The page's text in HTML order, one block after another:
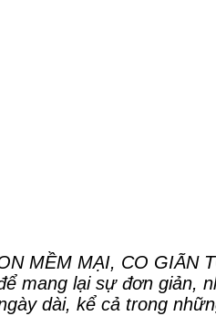
MỀM MẠI, CO GIÃN
mang lại sự đơn giản,
dài, kể cả trong